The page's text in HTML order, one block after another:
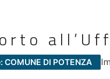
COMUNE DI POTENZA